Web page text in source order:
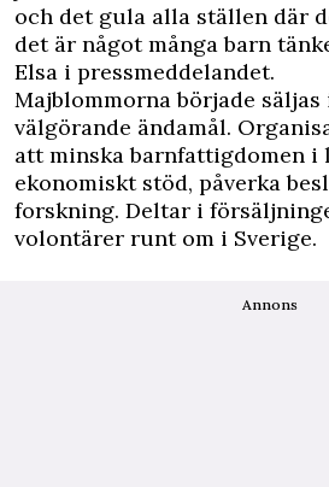
och det gula alla ställen där
det är något många barn
Elsa i pressmeddelandet.
Majblommorna började säljas
välgörande ändamål.
att minska barnfattigdomen i
ekonomiskt stöd, påverka
forskning. Deltar i
volontärer runt om i Sverige.
Annons